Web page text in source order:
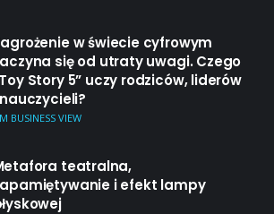
w świecie cyfrowym
się od utraty uwagi. Czego
Story 5” uczy rodziców, liderów
BUSINESS VIEW
teatralna,
i efekt lampy